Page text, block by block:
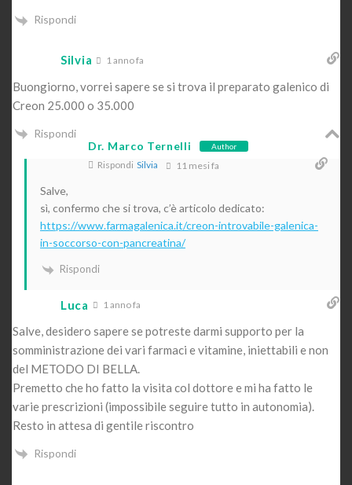
Rispondi
Silvia 1 anno fa
Buongiorno, vorrei sapere se si trova il preparato galenico di
Creon 25.000 o 35.000
Rispondi
Dr. Marco Ternelli
Author
Rispondi Silvia 11 mesi fa
Salve,
sì, confermo che si trova, c’è articolo dedicato:
https://www.farmagalenica.it/creon-introvabile-galenica-
in-soccorso-con-pancreatina/
Rispondi
Luca 1 anno fa
Salve, desidero sapere se potreste darmi supporto per la
somministrazione dei vari farmaci e vitamine, iniettabili e non
del METODO DI BELLA.
Premetto che ho fatto la visita col dottore e mi ha fatto le
varie prescrizioni (impossibile seguire tutto in autonomia).
Resto in attesa di gentile riscontro
Rispondi